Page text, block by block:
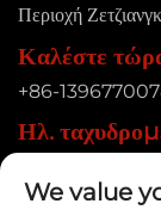
Περιοχή
Καλέστε
+86-
Ηλ.
We value